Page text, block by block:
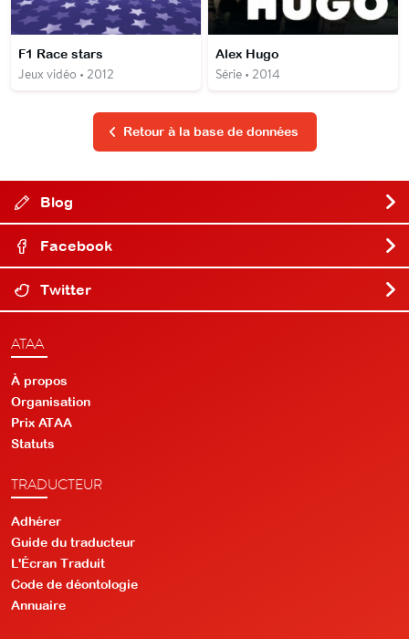
F1 Race stars
Jeux vidéo • 2012
Alex Hugo
Série • 2014
Retour à la base de données
Blog
Facebook
Twitter
ATAA
À propos
Organisation
Prix ATAA
Statuts
TRADUCTEUR
Adhérer
Guide du traducteur
L'Écran Traduit
Code de déontologie
Annuaire